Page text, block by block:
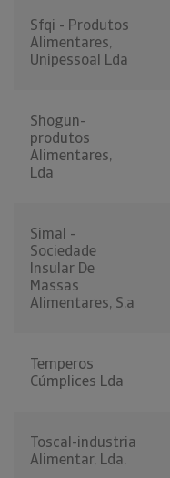
Sfqi - Produtos
Alimentares,
Unipessoal Lda
Shogun-
produtos
Alimentares,
Lda
Simal -
Sociedade
Insular De
Massas
Alimentares, S.a
Temperos
Cúmplices Lda
Toscal-industria
Alimentar, Lda.